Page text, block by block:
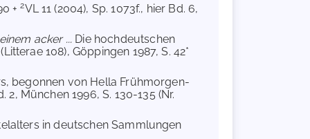
+2VL 11 (2004), Sp. 1073f., hier Bd. 6,
acker ... Die hochdeutschen
108), Göppingen 1987, S. 42*
begonnen von Hella Frühmorgen-
München 1996, S. 130-135 (Nr.
in deutschen Sammlungen